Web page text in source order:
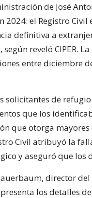
de José
2024: el Registro
definitiva a
según reveló CIPER.
entre diciembre
solicitantes de
que los
que otorga
Civil atribuyó la
y aseguró que los
director
los detalles